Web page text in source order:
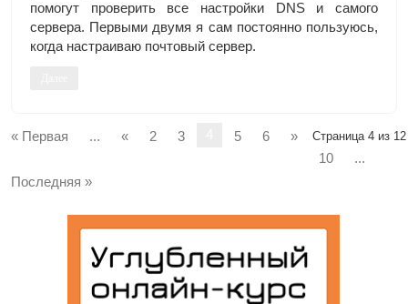
помогут проверить все настройки DNS и самого
сервера. Первыми двумя я сам постоянно пользуюсь,
когда настраиваю почтовый сервер.
Страница 4 из 12
« Первая ... « 2 3 5 6
»
10
...
Последняя »